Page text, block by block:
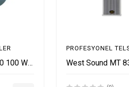
WEST SOUND DU-100 100 Watt Driver Unit Hoparlör
PROFESYONEL